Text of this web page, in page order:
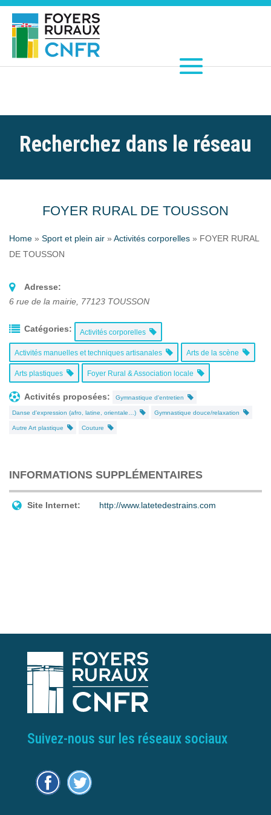
Recherchez dans le réseau
FOYER RURAL DE TOUSSON
Home » Sport et plein air » Activités corporelles » FOYER RURAL
DE TOUSSON
Adresse:
6 rue de la mairie 77123 TOUSSON
Catégories: Activités corporelles
Activités manuelles et techniques artisanales Arts de la scène
Arts plastiques Foyer Rural & Association locale
Activités proposées: Gymnastique d'entretien
Danse d'expression (afro, latine, orientale…) Gymnastique douce/relaxation
Autre Art plastique Couture
INFORMATIONS SUPPLÉMENTAIRES
Site Internet: http://www.latetedestrains.com
Suivez-nous sur les réseaux sociaux